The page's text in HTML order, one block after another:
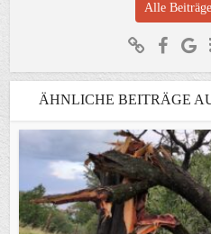
Alle
ÄHNLICHE BEITRÄGE